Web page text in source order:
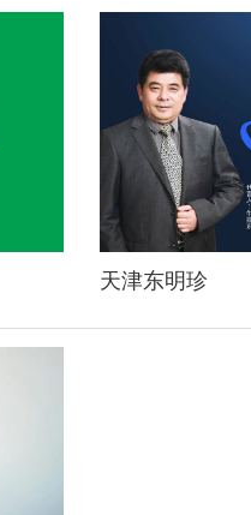
天津东明珍